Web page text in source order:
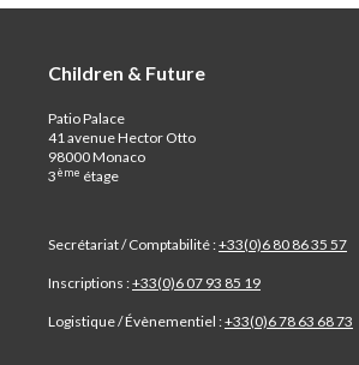
Children & Future
Patio Palace
41 avenue Hector Otto
98000 Monaco
3ème étage
Secrétariat / Comptabilité :+33(0)6 80 86 35 57
Inscriptions :+33(0)6 07 93 85 19
Logistique / Évènementiel :+33(0)6 78 63 68 73